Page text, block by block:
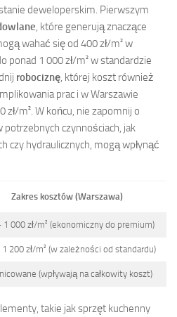
deweloperskim. Pierwszym
, które generują znaczące
wahać się od 400 zł/m² w
ponad 1 000 zł/m² w standardzie
robociznę , której koszt również
prac i w Warszawie
zł/m². W końcu, nie zapomnij o
potrzebnych czynnościach, jak
czy hydraulicznych, mogą wpłynąć
Zakres kosztów (Warszawa)
1 000 zł/m² (ekonomiczny do premium)
200 zł/m² (w zależności od standardu)
(wpływają na całkowity koszt)
takie jak sprzęt kuchenny